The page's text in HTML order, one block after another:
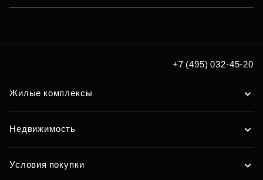
+7 (495) 032-45-20
Жилые комплексы
Недвижимость
Условия покупки